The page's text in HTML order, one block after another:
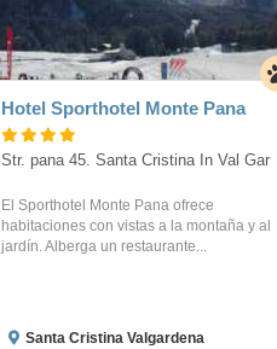
Hotel Sporthotel Monte Pana
Str. pana 45. Santa Cristina In Val Gar
El Sporthotel Monte Pana ofrece
habitaciones con vistas a la montaña y al
jardín. Alberga un restaurante...
Santa Cristina Valgardena